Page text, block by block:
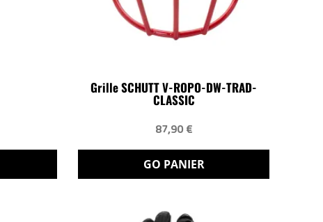
Grille SCHUTT V-ROPO-DW-TRAD-
CLASSIC
87,90 €
GO PANIER